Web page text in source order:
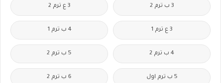
3 ب ترم 2 3 ع ترم 2
3 ع ترم 1 4 ب ترم 1
4 ب ترم 2 5 ب ترم 2
5 ب ترم اول 6 ب ترم 2